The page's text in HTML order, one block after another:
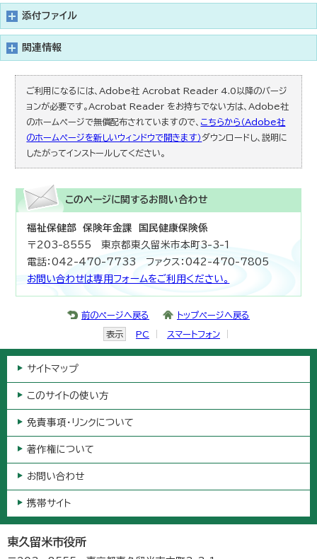
添付ファイル
関連情報
ご利用になるには、Adobe社 Acrobat Reader 4.0以降のバージ
ョンが必要です。Acrobat Reader をお持ちでない方は、Adobe社
のホームページで無償配布されていますので、 こちらから（Adobe社
のホームページを新しいウィンドウで開きます）ダウンロードし、説明に
したがってインストールしてください。
このページに関するお問い合わせ
福祉保健部 保険年金課 国民健康保険係
〒203-8555 東京都東久留米市本町3-3-1
電話：042-470-7733 ファクス：042-470-7805
お問い合わせは専用フォームをご利用ください。
前のページへ戻る トップページへ戻る
表示 PC スマートフォン
サイトマップ
このサイトの使い方
免責事項・リンクについて
著作権について
お問い合わせ
携帯サイト
東久留米市役所